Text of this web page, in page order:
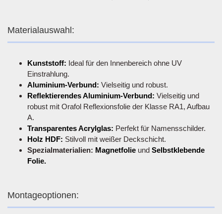
Materialauswahl:
Kunststoff: Ideal für den Innenbereich ohne UV
Einstrahlung.
Aluminium-Verbund: Vielseitig und robust.
Reflektierendes Aluminium-Verbund: Vielseitig und
robust mit Orafol Reflexionsfolie der Klasse RA1, Aufbau
A.
Transparentes Acrylglas: Perfekt für Namensschilder.
Holz HDF: Stilvoll mit weißer Deckschicht.
Spezialmaterialien: Magnetfolie und Selbstklebende
Folie.
Montageoptionen: